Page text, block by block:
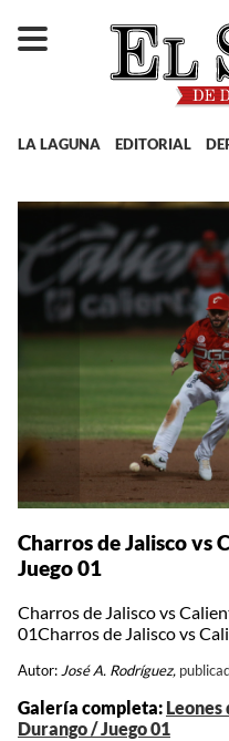
LA LAGUNA EDITORIAL
Charros de Jalisco vs
Juego 01
Charros de Jalisco vs
01Charros de Jalisco vs
Autor:José A. Rodríguez,
Galería completa: Leones
Durango / Juego 01